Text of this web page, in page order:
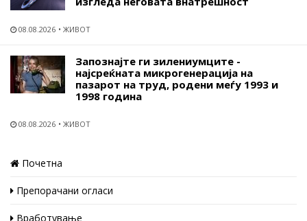
08.08.2026 ЖИВОТ
Запознајте ги зилениумците -
најсреќната микрогенерација на
пазарот на труд, родени меѓу 1993 и
1998 година
08.08.2026 ЖИВОТ
Почетна
Препорачани огласи
Вработување